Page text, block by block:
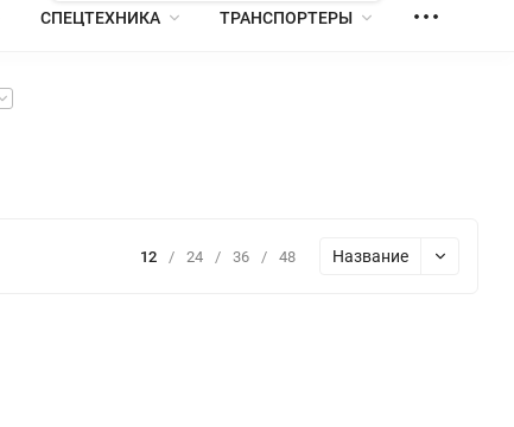
СПЕЦТЕХНИКА ТРАНСПОРТЕРЫ
12 / 24 / 36 / 48 Название